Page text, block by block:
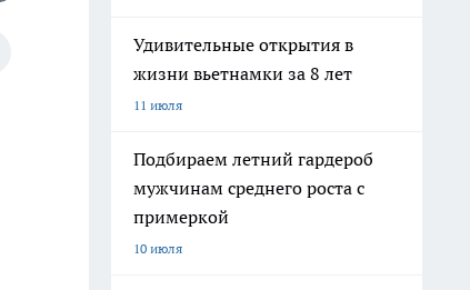
Удивительные открытия в
жизни вьетнамки за 8 лет
11 июля
Подбираем летний гардероб
мужчинам среднего роста с
примеркой
10 июля